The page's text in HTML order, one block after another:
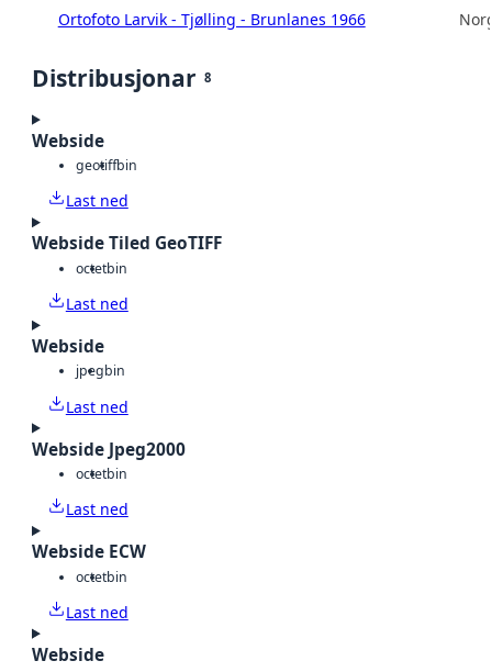
Ortofoto Larvik - Tjølling - Brunlanes 1966
Distribusjonar 8
Webside
geotiffbin
Last ned
Webside Tiled GeoTIFF
octetbin
Last ned
Webside
jpegbin
Last ned
Webside Jpeg2000
octetbin
Last ned
Webside ECW
octetbin
Last ned
Webside